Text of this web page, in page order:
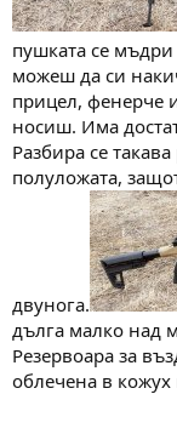
пушката се
можеш да си
прицел, фенерче
носиш. Има
Разбира се
полуложата,
двунога.
дълга малко над
Резервоара за
облечена в